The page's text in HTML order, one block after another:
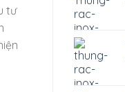
tư